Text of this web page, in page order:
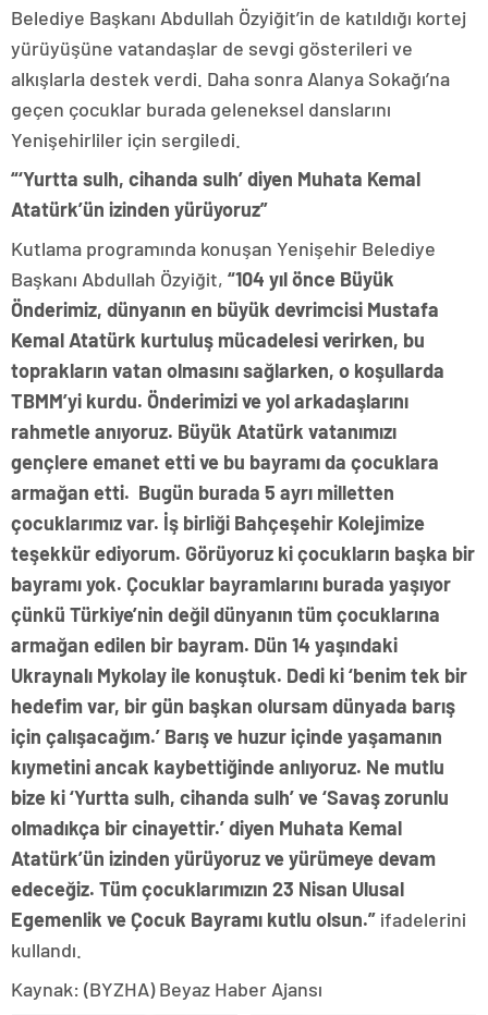
Belediye Başkanı Abdullah Özyiğit’in de katıldığı kortej
yürüyüşüne vatandaşlar de sevgi gösterileri ve
alkışlarla destek verdi. Daha sonra Alanya Sokağı’na
geçen çocuklar burada geleneksel danslarını
Yenişehirliler için sergiledi.
“‘Yurtta sulh, cihanda sulh’ diyen Muhata Kemal
Atatürk’ün izinden yürüyoruz”
Kutlama programında konuşan Yenişehir Belediye
Başkanı Abdullah Özyiğit, “104 yıl önce Büyük
Önderimiz, dünyanın en büyük devrimcisi Mustafa
Kemal Atatürk kurtuluş mücadelesi verirken, bu
toprakların vatan olmasını sağlarken, o koşullarda
TBMM’yi kurdu. Önderimizi ve yol arkadaşlarını
rahmetle anıyoruz. Büyük Atatürk vatanımızı
gençlere emanet etti ve bu bayramı da çocuklara
armağan etti. Bugün burada 5 ayrı milletten
çocuklarımız var. İş birliği Bahçeşehir Kolejimize
teşekkür ediyorum. Görüyoruz ki çocukların başka bir
bayramı yok. Çocuklar bayramlarını burada yaşıyor
çünkü Türkiye’nin değil dünyanın tüm çocuklarına
armağan edilen bir bayram. Dün 14 yaşındaki
Ukraynalı Mykolay ile konuştuk. Dedi ki ‘benim tek bir
hedefim var, bir gün başkan olursam dünyada barış
için çalışacağım.’ Barış ve huzur içinde yaşamanın
kıymetini ancak kaybettiğinde anlıyoruz. Ne mutlu
bize ki ‘Yurtta sulh, cihanda sulh’ ve ‘Savaş zorunlu
olmadıkça bir cinayettir.’ diyen Muhata Kemal
Atatürk’ün izinden yürüyoruz ve yürümeye devam
edeceğiz. Tüm çocuklarımızın 23 Nisan Ulusal
Egemenlik ve Çocuk Bayramı kutlu olsun.” ifadelerini
kullandı.
Kaynak: (BYZHA) Beyaz Haber Ajansı